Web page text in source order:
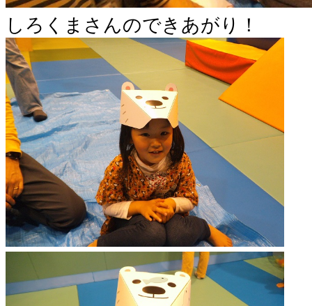
しろくまさんのできあがり！